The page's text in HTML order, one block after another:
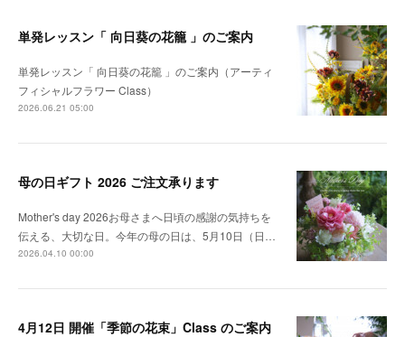
単発レッスン「 向日葵の花籠 」のご案内
単発レッスン「 向日葵の花籠 」のご案内（アーティ
フィシャルフラワー Class）
2026.06.21 05:00
母の日ギフト 2026 ご注文承ります
Mother's day 2026お母さまへ日頃の感謝の気持ちを
伝える、大切な日。今年の母の日は、5月10日（日…
2026.04.10 00:00
4月12日 開催「季節の花束」Class のご案内